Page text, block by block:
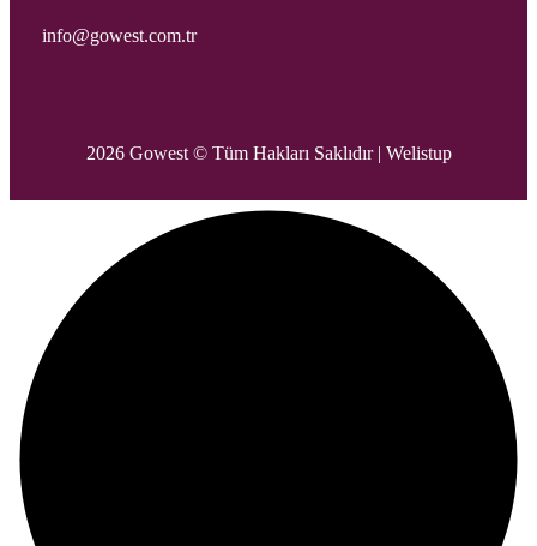
info@gowest.com.tr
2026 Gowest © Tüm Hakları Saklıdır | Welistup